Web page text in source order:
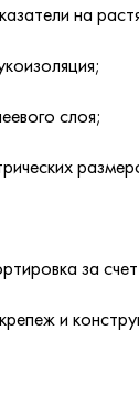
на
слоя;
за
и